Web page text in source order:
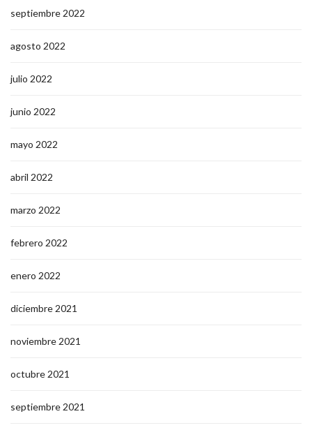
septiembre 2022
agosto 2022
julio 2022
junio 2022
mayo 2022
abril 2022
marzo 2022
febrero 2022
enero 2022
diciembre 2021
noviembre 2021
octubre 2021
septiembre 2021